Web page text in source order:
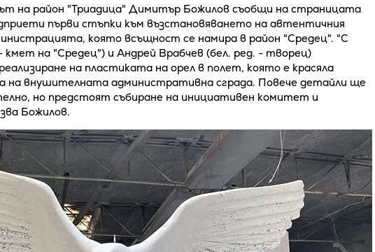
на район "Триадица" Димитър Божилов съобщи на страницата
първи стъпки към възстановяването на автентичния
която всъщност се намира в район "Средец". "С
кмет на "Средец") и Андрей Врабчев (бел. ред. - творец)
на пластиката на орел в полет, която е красяла
на внушителната административна сграда. Повече детайли ще
но предстоят събиране на инициативен комитет и
Божилов.